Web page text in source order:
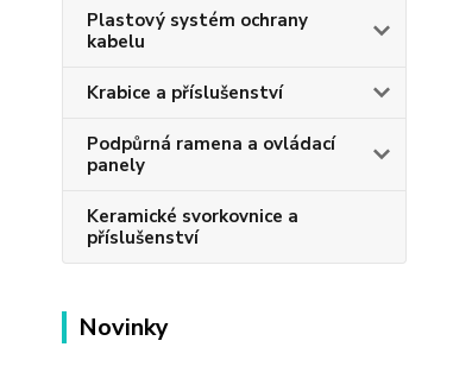
Plastový systém ochrany
kabelu
Krabice a příslušenství
Podpůrná ramena a ovládací
panely
Keramické svorkovnice a
příslušenství
Novinky